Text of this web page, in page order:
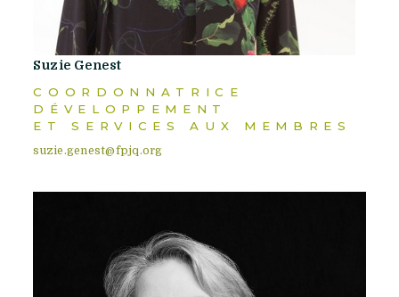
Suzie Genest
COORDONNATRICE
DÉVELOPPEMENT
ET SERVICES AUX MEMBRES
suzie.genest@fpjq.org